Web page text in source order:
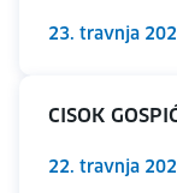
23. travnja
CISOK
22. travnja